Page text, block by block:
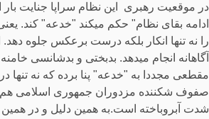
در موقعیت رهبری این نظام سراپا جنایت
ادامه بقای نظام" حکم میکند "خدعه" کند.
را نه تنها انکار بلکه درست برعکس جلوه دهد.
آگاهانه انجام میدهد. بدبختی و بدشانسی
مقطعی مجددا به "خدعه" پنا برده که نه تنها
صفوف شکننده مزدوران جمهوری اسلامی هم
شدت آبروباخته است.به همین دلیل و در